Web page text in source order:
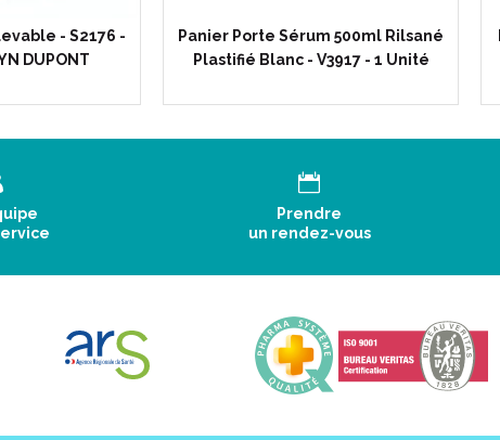
- S2176 -
DUPONT
Panier Porte Sérum 500ml Rilsané
Plastifié Blanc - V3917 - 1 Unité
Prendre
un rendez-vous